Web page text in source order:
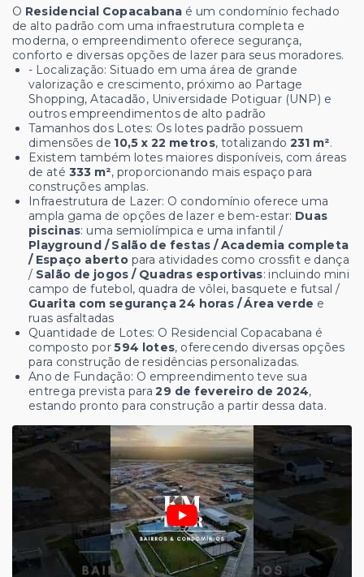
O Residencial Copacabana é um condomínio fechado
de alto padrão com uma infraestrutura completa e
moderna, o empreendimento oferece segurança,
conforto e diversas opções de lazer para seus moradores.
- Localização:Situado em uma área de grande
valorização e crescimento, próximo ao Partage
Shopping, Atacadão, Universidade Potiguar (UNP) e
outros empreendimentos de alto padrão
Tamanhos dos Lotes: Os lotes padrão possuem
dimensões de 10,5 x 22 metros, totalizando 231 m².
Existem também lotes maiores disponíveis, com áreas
de até 333 m², proporcionando mais espaço para
construções amplas.
Infraestrutura de Lazer: O condomínio oferece uma
ampla gama de opções de lazer e bem-estar: Duas
piscinas: uma semiolímpica e uma infantil /
Playground / Salão de festas / Academia completa
/ Espaço aberto para atividades como crossfit e dança
/ Salão de jogos / Quadras esportivas: incluindo mini
campo de futebol, quadra de vôlei, basquete e futsal /
Guarita com segurança 24 horas / Área verde e
ruas asfaltadas
Quantidade de Lotes: O Residencial Copacabana é
composto por594 lotes, oferecendo diversas opções
para construção de residências personalizadas.
Ano de Fundação: O empreendimento teve sua
entrega prevista para29 de fevereiro de 2024,
estando pronto para construção a partir dessa data.